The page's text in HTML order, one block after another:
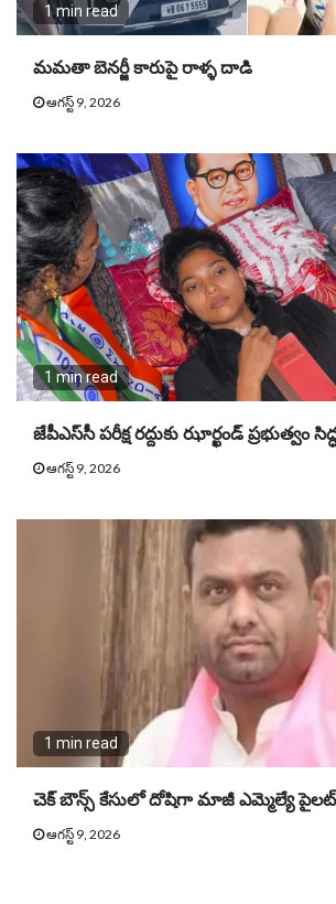
1 min read
మమతా బెనర్జీ కారుపై రాళ్ళ దాడి
ఆగస్ట్ 9, 2026
1 min read
జేపీఎస్‌సీ పరీక్ష రద్దుకు ఝార్ఖండ్ ప్రభుత్వం
ఆగస్ట్ 9, 2026
1 min read
చెక్ బౌన్స్ కేసులో దోషిగా మాజీ ఎమ్మెల్యే
ఆగస్ట్ 9, 2026